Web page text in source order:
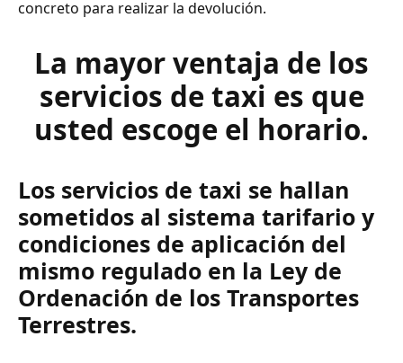
concreto para realizar la devolución.
La mayor ventaja de los
servicios de taxi es que
usted escoge el horario.
Los servicios de taxi se hallan
sometidos al sistema tarifario y
condiciones de aplicación del
mismo regulado en la Ley de
Ordenación de los Transportes
Terrestres.